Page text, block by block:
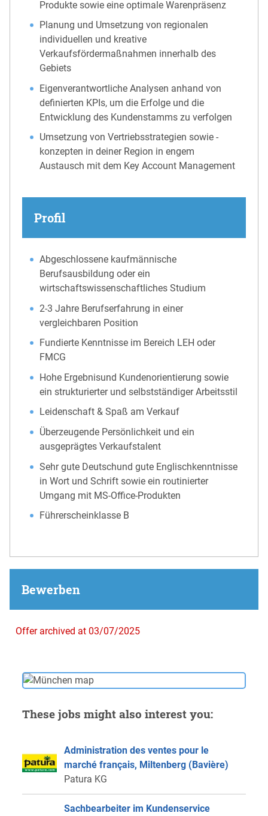
Produkte sowie eine optimale Warenpräsenz​
Planung und Umsetzung von regionalen
individuellen und kreative
Verkaufsfördermaßnahmen innerhalb des
Gebiets​
Eigenverantwortliche Analysen anhand von
definierten KPIs, um die Erfolge und die
Entwicklung des Kundenstamms zu verfolgen ​
Umsetzung von Vertriebsstrategien sowie -
konzepten in deiner Region in engem
Austausch mit dem Key Account Management​
Profil
Abgeschlossene kaufmännische
Berufsausbildung oder ein
wirtschaftswissenschaftliches Studium
2-3 Jahre Berufserfahrung in einer
vergleichbaren Position
Fundierte Kenntnisse im Bereich LEH oder
FMCG
Hohe Ergebnisund Kundenorientierung sowie
ein strukturierter und selbstständiger Arbeitsstil
Leidenschaft & Spaß am Verkauf
Überzeugende Persönlichkeit und ein
ausgeprägtes Verkaufstalent
Sehr gute Deutschund gute Englischkenntnisse
in Wort und Schrift sowie ein routinierter
Umgang mit MS-Office-Produkten
Führerscheinklasse B
Bewerben
Offer archived at 03/07/2025
These jobs might also interest you:
Administration des ventes pour le
marché français, Miltenberg (Bavière)
Patura KG
Sachbearbeiter im Kundenservice